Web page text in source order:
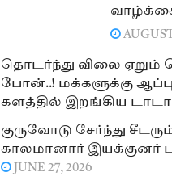
தொடர்ந்து விலை
போன்..! மக்களுக்கு
களத்தில் இறங்கிய டாடா
குருவோடு சேர்ந்து
காலமானார் இயக்குனர்
JUNE 27, 2026